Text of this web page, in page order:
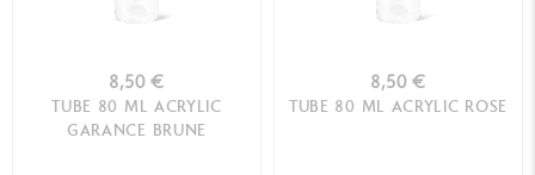
8,50 €
TUBE 80 ML ACRYLIC
GARANCE BRUNE
8,50 €
TUBE 80 ML ACRYLIC ROSE